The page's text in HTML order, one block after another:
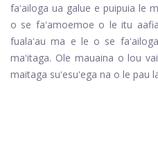
faʻailoga ua galue e puipuia le
o se faʻamoemoe o le itu
fualaʻau ma e le o se
maʻitaga. Ole mauaina o lou
maitaga suʻesuʻega na o le pau